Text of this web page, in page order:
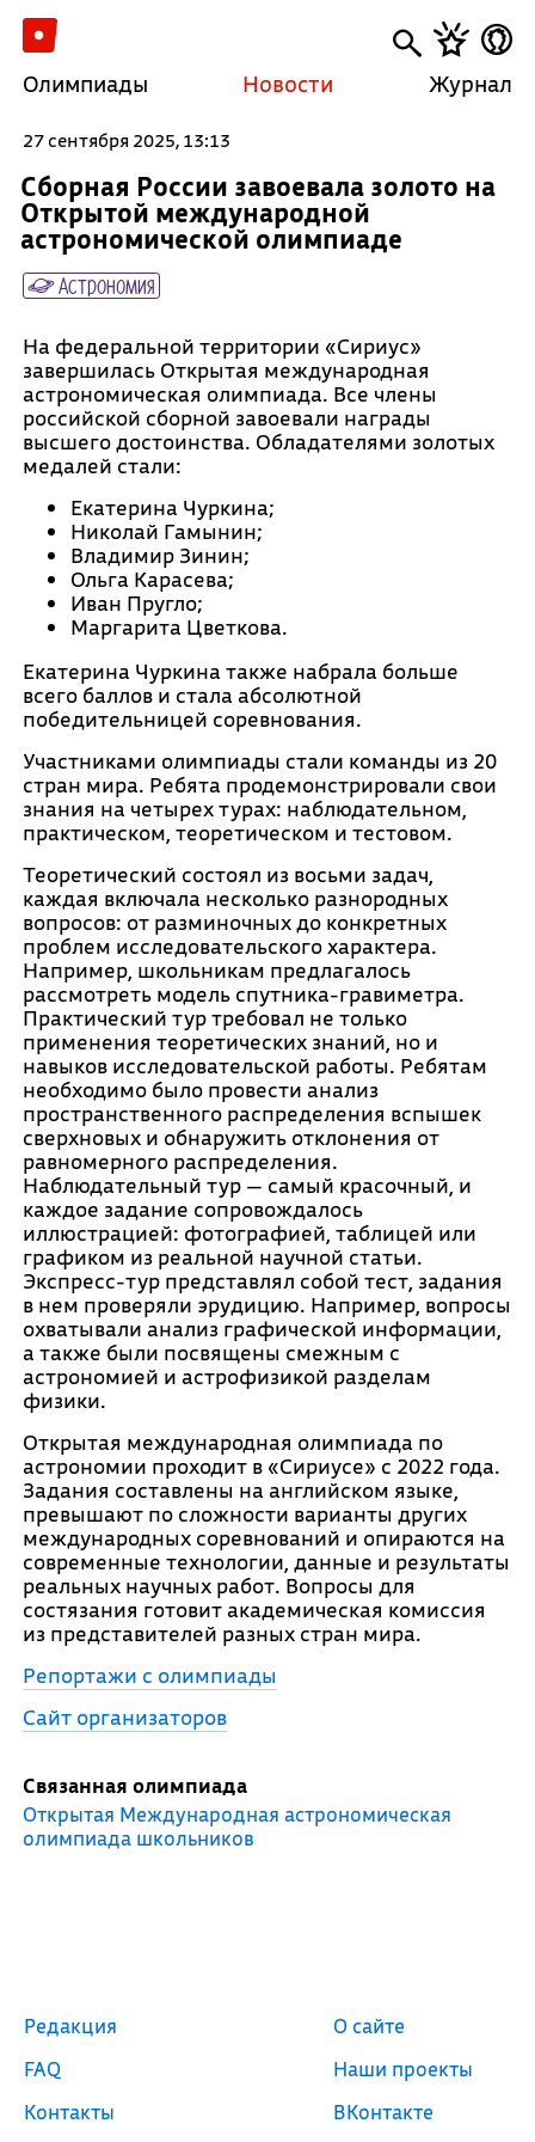
Олимпиады Новости Журнал
27 сентября 2025, 13:13
Сборная России завоевала золото на
Открытой международной
астрономической олимпиаде
Астрономия
На федеральной территории «Сириус»
завершилась Открытая международная
астрономическая олимпиада. Все члены
российской сборной завоевали награды
высшего достоинства. Обладателями золотых
медалей стали:
Екатерина Чуркина;
Николай Гамынин;
Владимир Зинин;
Ольга Карасева;
Иван Пругло;
Маргарита Цветкова.
Екатерина Чуркина также набрала больше
всего баллов и стала абсолютной
победительницей соревнования.
Участниками олимпиады стали команды из 20
стран мира. Ребята продемонстрировали свои
знания на четырех турах: наблюдательном,
практическом, теоретическом и тестовом.
Теоретический состоял из восьми задач,
каждая включала несколько разнородных
вопросов: от разминочных до конкретных
проблем исследовательского характера.
Например, школьникам предлагалось
рассмотреть модель спутника-гравиметра.
Практический тур требовал не только
применения теоретических знаний, но и
навыков исследовательской работы. Ребятам
необходимо было провести анализ
пространственного распределения вспышек
сверхновых и обнаружить отклонения от
равномерного распределения.
Наблюдательный тур — самый красочный, и
каждое задание сопровождалось
иллюстрацией: фотографией, таблицей или
графиком из реальной научной статьи.
Экспресс-тур представлял собой тест, задания
в нем проверяли эрудицию. Например, вопросы
охватывали анализ графической информации,
а также были посвящены смежным с
астрономией и астрофизикой разделам
физики.
Открытая международная олимпиада по
астрономии проходит в «Сириусе» с 2022 года.
Задания составлены на английском языке,
превышают по сложности варианты других
международных соревнований и опираются на
современные технологии, данные и результаты
реальных научных работ. Вопросы для
состязания готовит академическая комиссия
из представителей разных стран мира.
Репортажи с олимпиады
Сайт организаторов
Связанная олимпиада
Открытая Международная астрономическая
олимпиада школьников
Редакция
FAQ
Контакты
О сайте
Наши проекты
ВКонтакте